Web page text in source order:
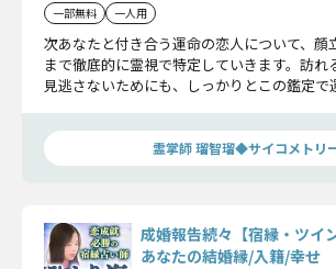
一部無料 一人用
次あなたと付き合う運命の恋人について、顔
まで徹底的に霊視で特定していきます。訪れ
見逃さないためにも、しっかりとこの鑑定で
霊掌師 瑠智瑠◆サイコメトリ
成婚報告続々【宿縁・ツイ
あなたの結婚縁/入籍/幸せ